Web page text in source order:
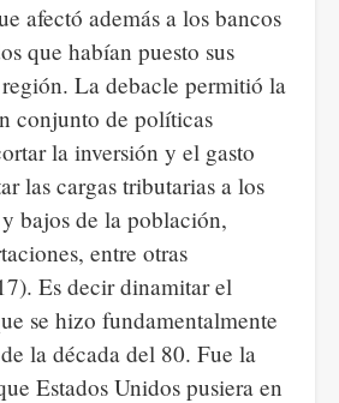
afectó además a los bancos
que habían puesto sus
región. La debacle permitió la
conjunto de políticas
la inversión y el gasto
las cargas tributarias a los
bajos de la población,
entre otras
Es decir dinamitar el
se hizo fundamentalmente
la década del 80. Fue la
Estados Unidos pusiera en